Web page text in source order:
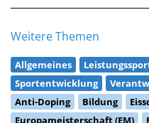
Weitere Themen
Allgemeines
Sportentwicklung
Anti-Doping
Bildung
Europameisterschaft (EM)